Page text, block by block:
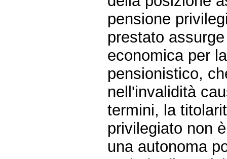
pensione
prestato
economica per
pensionistico,
nell'invalidità
termini, la
privilegiato non
una autonoma